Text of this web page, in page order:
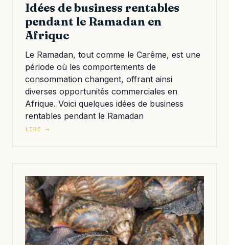
Idées de business rentables
pendant le Ramadan en
Afrique
Le Ramadan, tout comme le Carême, est une
période où les comportements de
consommation changent, offrant ainsi
diverses opportunités commerciales en
Afrique. Voici quelques idées de business
rentables pendant le Ramadan
LIRE →